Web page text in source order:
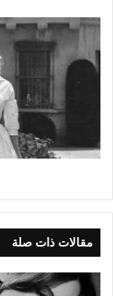
هل
انساك
مقالات ذات صلة